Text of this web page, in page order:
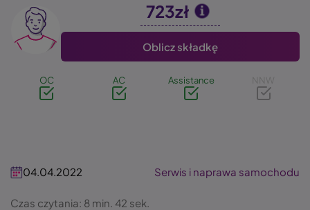
Image 723zł
Oblicz składkę
OC AC Assistance NNW
04.04.2022 Serwis i naprawa samochodu
Czas czytania: 8 min. 42 sek.